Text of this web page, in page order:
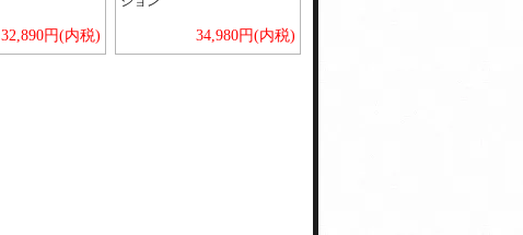
32,890円(内税) 34,980円(内税)